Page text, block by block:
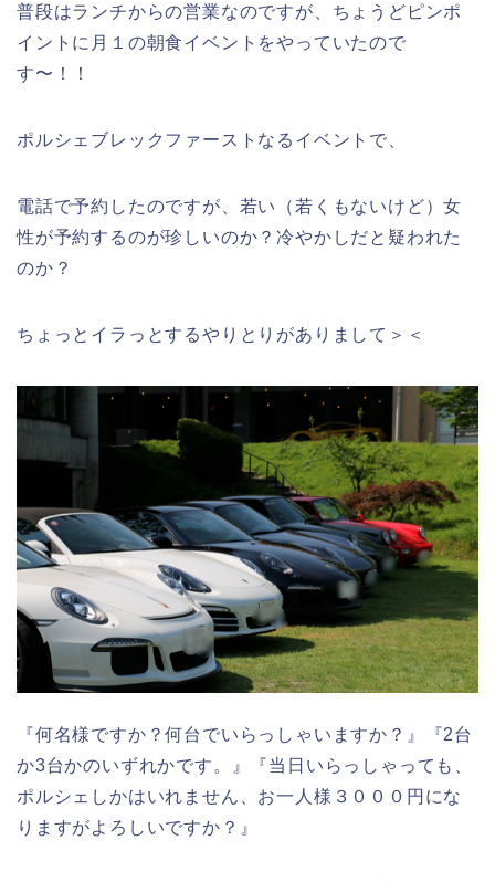
普段はランチからの営業なのですが、ちょうどピンポ
イントに月１の朝食イベントをやっていたので
す〜！！
ポルシェブレックファーストなるイベントで、
電話で予約したのですが、若い（若くもないけど）女
性が予約するのが珍しいのか？冷やかしだと疑われた
のか？
ちょっとイラっとするやりとりがありまして＞＜
『何名様ですか？何台でいらっしゃいますか？』『2台
か3台かのいずれかです。』『当日いらっしゃっても、
ポルシェしかはいれません、お一人様３０００円にな
りますがよろしいですか？』